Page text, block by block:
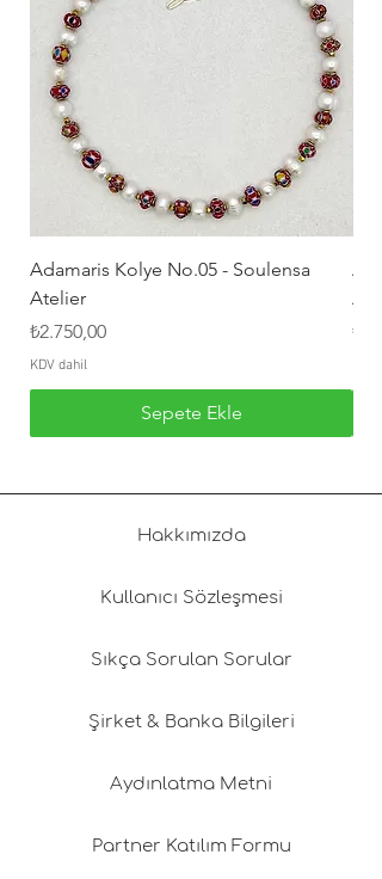
Adamaris Kolye No.05 - Soulensa
Atelier
Fiyat
₺2.750,00
KDV dahil
Sepete Ekle
Fiyat
Hakkımızda
Kullanıcı Sözleşmesi
Sıkça Sorulan Sorular
Şirket & Banka Bilgileri
Aydınlatma Metni
Partner Katılım Formu